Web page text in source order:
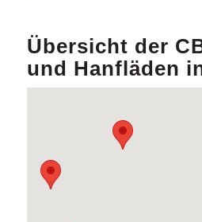
Übersicht der
und Hanfläden